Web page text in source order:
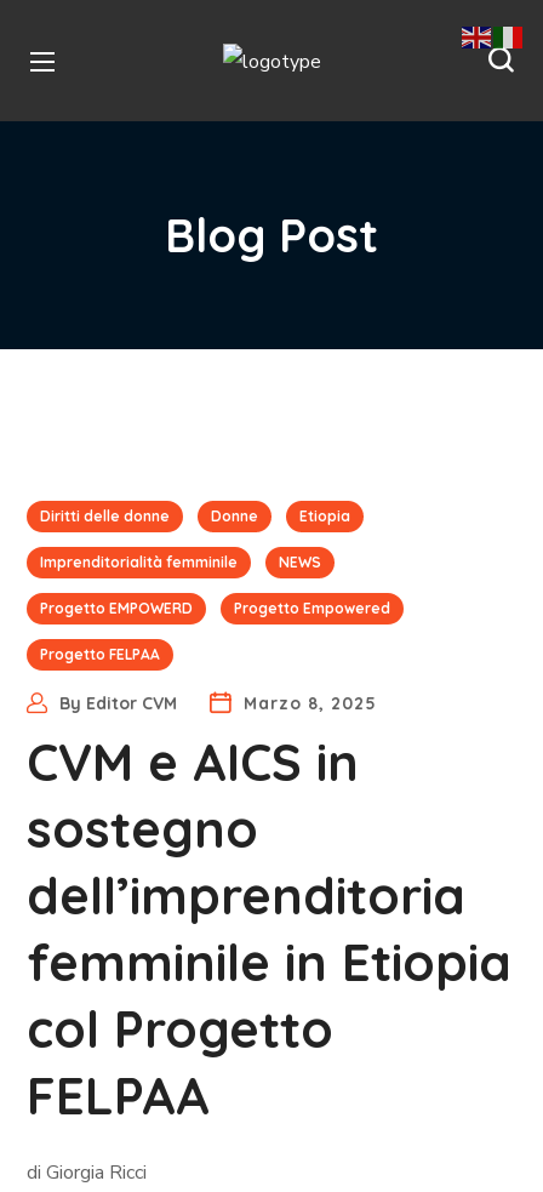
Blog Post
Diritti delle donne Donne Etiopia
Imprenditorialità femminile NEWS
Progetto EMPOWERD Progetto Empowered
Progetto FELPAA
By Editor CVM Marzo 8, 2025
CVM e AICS in
sostegno
dell’imprenditoria
femminile in Etiopia
col Progetto
FELPAA
di Giorgia Ricci